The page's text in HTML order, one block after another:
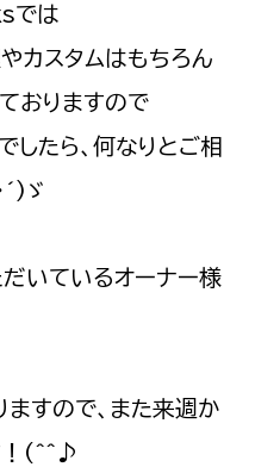
では
スタムはもちろん
おりますので
たら、何なりとご相
´)ゞ
いているオーナー様
すので、また来週か
！(^^♪